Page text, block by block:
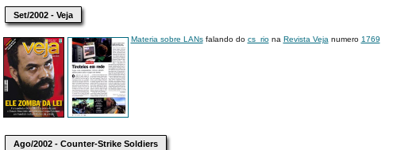
Set/2002 - Veja
Materia sobre LANsfalando do cs_riona Revista Veja numero 1769
Ago/2002 - Counter-Strike Soldiers